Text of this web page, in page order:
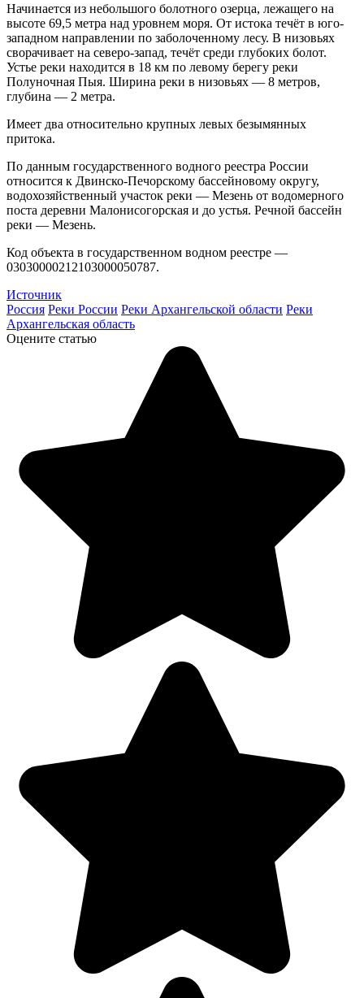
Начинается из небольшого болотного озерца, лежащего на
высоте 69,5 метра над уровнем моря. От истока течёт в юго-
западном направлении по заболоченному лесу. В низовьях
сворачивает на северо-запад, течёт среди глубоких болот.
Устье реки находится в 18 км по левому берегу реки
Полуночная Пыя. Ширина реки в низовьях — 8 метров,
глубина — 2 метра.
Имеет два относительно крупных левых безымянных
притока.
По данным государственного водного реестра России
относится к Двинско-Печорскому бассейновому округу,
водохозяйственный участок реки — Мезень от водомерного
поста деревни Малонисогорская и до устья. Речной бассейн
реки — Мезень.
Код объекта в государственном водном реестре —
03030000212103000050787.
Источник
Россия Реки России Реки Архангельской области Реки
Архангельская область
Оцените статью